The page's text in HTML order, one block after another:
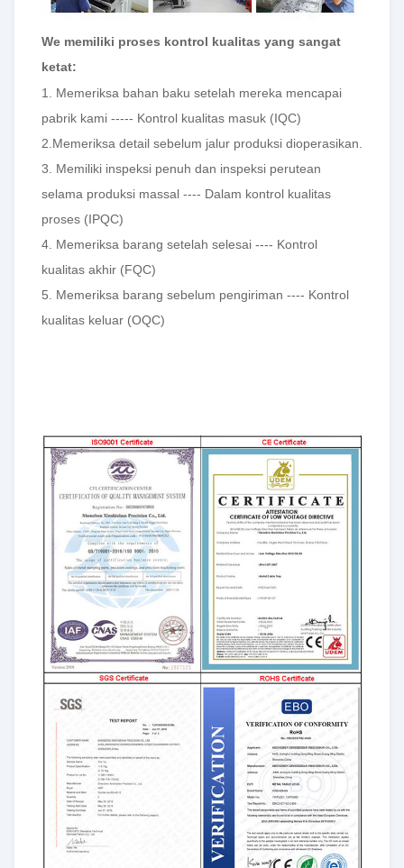
We memiliki proses kontrol kualitas yang sangat
ketat:
1. Memeriksa bahan baku setelah mereka mencapai
pabrik kami ----- Kontrol kualitas masuk (IQC)
2.Memeriksa detail sebelum jalur produksi dioperasikan.
3. Memiliki inspeksi penuh dan inspeksi perutean
selama produksi massal ---- Dalam kontrol kualitas
proses (IPQC)
4. Memeriksa barang setelah selesai ---- Kontrol
kualitas akhir (FQC)
5. Memeriksa barang sebelum pengiriman ---- Kontrol
kualitas keluar (OQC)